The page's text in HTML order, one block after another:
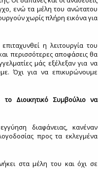
ενώ τα μέλη του ανώτατου
χωρίς πλήρη εικόνα για
η λειτουργία του
περισσότερες αποφάσεις θα
μάς εξέλεξαν για να
Όχι για να επικυρώνουμε
Διοικητικό Συμβούλιο να
διαφάνειας, κανέναν
προς τα εκλεγμένα
στα μέλη του και όχι σε